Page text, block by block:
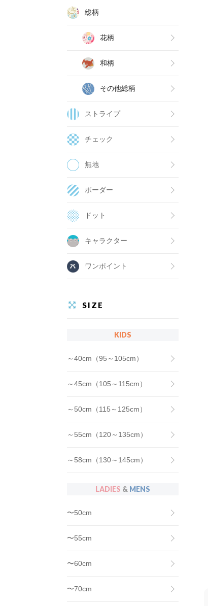
総柄
花柄
和柄
その他総柄
ストライプ
チェック
無地
ボーダー
ドット
キャラクター
ワンポイント
SIZE
KIDS
～40cm（95～105cm）
～45cm（105～115cm）
～50cm（115～125cm）
～55cm（120～135cm）
～58cm（130～145cm）
LADIES & MENS
〜50cm
〜55cm
〜60cm
〜70cm